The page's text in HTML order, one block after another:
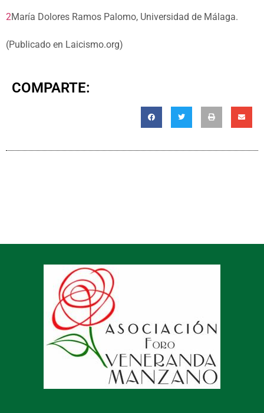
2María Dolores Ramos Palomo, Universidad de Málaga.
(Publicado en Laicismo.org)
COMPARTE: